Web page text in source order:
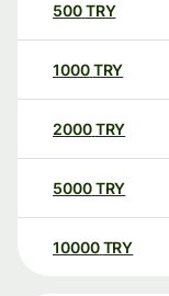
500TRY
1000TRY
2000TRY
5000TRY
10000 TRY